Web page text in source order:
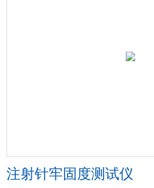
注射针牢固度测试仪